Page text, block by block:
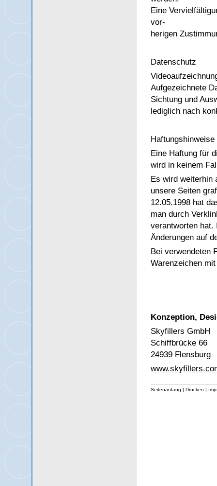
Eine
vor-
herigen
Datenschutz
Aufgezeichnete
Sichtung und
lediglich nach
Haftungshinweise
Eine Haftung für
wird in keinem
Es wird weiterhin
unsere Seiten
12.05.1998 hat
man durch
verantworten hat.
Änderungen auf
Bei verwendeten
Warenzeichen
Konzeption,
Skyfillers GmbH
Schiffbrücke 66
24939 Flensburg
Seitenanfang | Drucken |